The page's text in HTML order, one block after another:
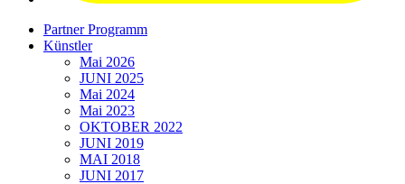
Partner Programm
Künstler
Mai 2026
JUNI 2025
Mai 2024
Mai 2023
OKTOBER 2022
JUNI 2019
MAI 2018
JUNI 2017